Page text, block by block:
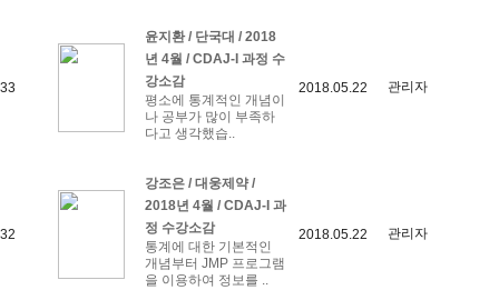
33
윤지환 / 단국대 / 2018
년 4월 / CDAJ-I 과정 수
강소감
평소에 통계적인 개념이
나 공부가 많이 부족하
다고 생각했습..
2018.05.22 관리자
32
강조은 / 대웅제약 /
2018년 4월 / CDAJ-I 과
정 수강소감
통계에 대한 기본적인
개념부터 JMP 프로그램
을 이용하여 정보를 ..
2018.05.22 관리자